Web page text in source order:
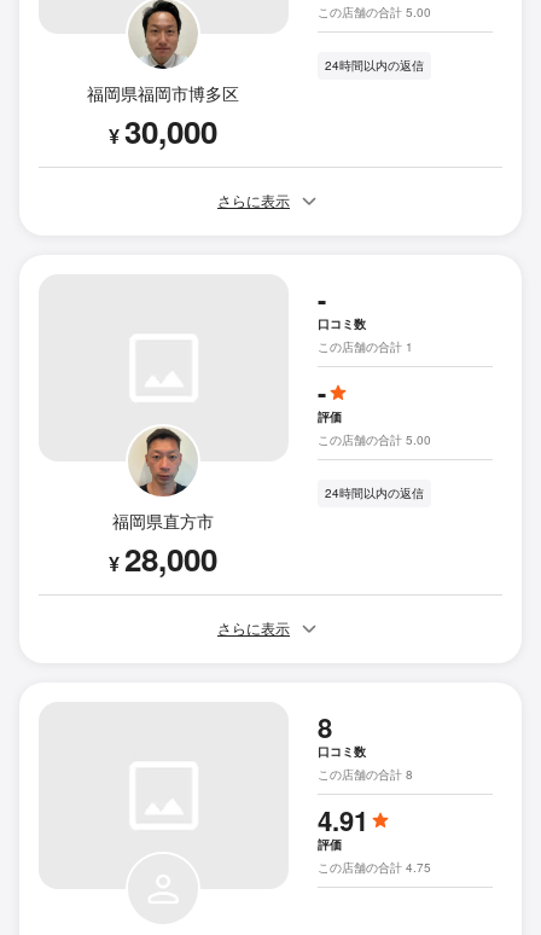
福岡県福岡市博多区
¥30,000
この店舗の合計 5.00
24時間以内の返信
さらに表示
福岡県直方市
¥28,000
-
口コミ数
この店舗の合計 1
-
評価
この店舗の合計 5.00
24時間以内の返信
さらに表示
8
口コミ数
この店舗の合計 8
4.91
評価
この店舗の合計 4.75